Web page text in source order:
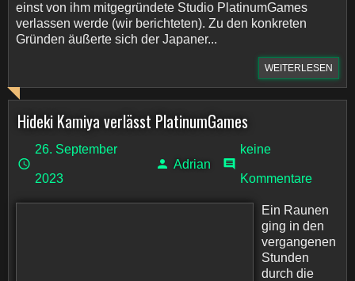
einst von ihm mitgegründete Studio PlatinumGames
verlassen werde (wir berichteten). Zu den konkreten
Gründen äußerte sich der Japaner...
WEITERLESEN
Hideki Kamiya verlässt PlatinumGames
26. September
2023
Adrian
keine
Kommentare
Ein Raunen
ging in den
vergangenen
Stunden
durch die